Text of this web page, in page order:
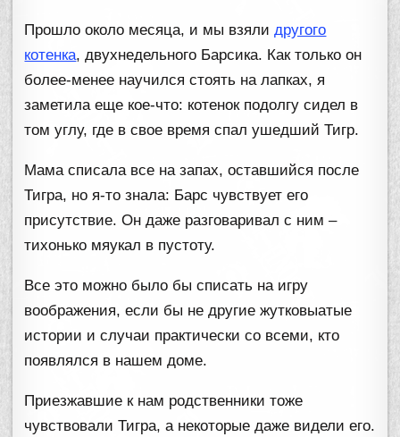
Прошло около месяца, и мы взялидругого
котенка, двухнедельного Барсика. Как только он
более-менее научился стоять на лапках, я
заметила еще кое-что: котенок подолгу сидел в
том углу, где в свое время спал ушедший Тигр.
Мама списала все на запах, оставшийся после
Тигра, но я-то знала: Барс чувствует его
присутствие. Он даже разговаривал с ним –
тихонько мяукал в пустоту.
Все это можно было бы списать на игру
воображения, если бы не другие жутковыатые
истории и случаи практически со всеми, кто
появлялся в нашем доме.
Приезжавшие к нам родственники тоже
чувствовали Тигра, а некоторые даже видели его.